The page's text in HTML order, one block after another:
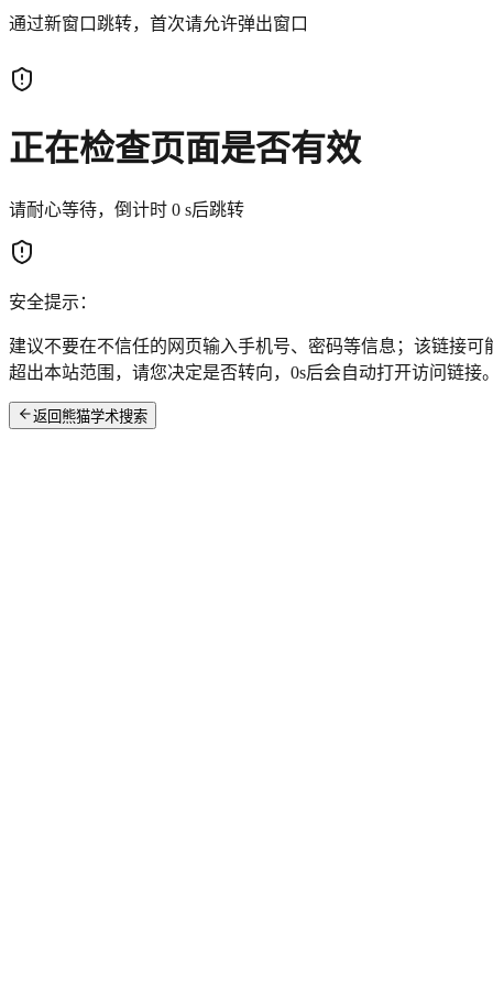
通过新窗口跳转，首次请允许弹出窗口
正在检查页面是否有效
请耐心等待，倒计时 0 s后跳转
安全提示：
建议不要在不信任的网页输入手机号、密码等信息；该链接可
超出本站范围，请您决定是否转向， 0s后会自动打开访问链接
返回熊猫学术搜索